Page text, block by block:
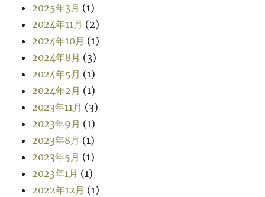
2025年3月 (1)
2024年11月 (2)
2024年10月 (1)
2024年8月 (3)
2024年5月 (1)
2024年2月 (1)
2023年11月 (3)
2023年9月 (1)
2023年8月 (1)
2023年5月 (1)
2023年1月 (1)
2022年12月 (1)